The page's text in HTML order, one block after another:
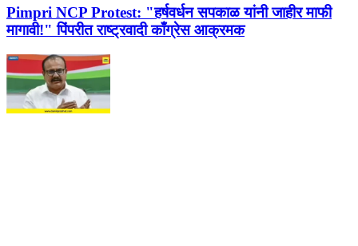
Pimpri NCP Protest: "हर्षवर्धन सपकाळ यांनी जाहीर माफी
मागावी!" पिंपरीत राष्ट्रवादी काँग्रेस आक्रमक